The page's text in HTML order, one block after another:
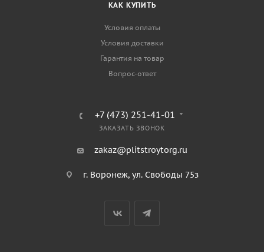
КАК КУПИТЬ
Условия оплаты
Условия доставки
Гарантия на товар
Вопрос-ответ
+7 (473) 251-41-01
ЗАКАЗАТЬ ЗВОНОК
zakaz@plitstroytorg.ru
г. Воронеж, ул. Свободы 75з